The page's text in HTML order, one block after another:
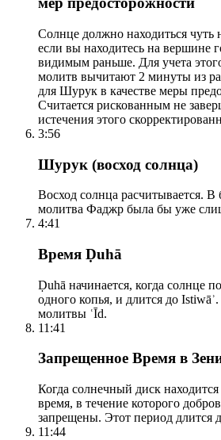
Солнце должно находиться чуть
если вы находитесь на вершине
видимым раньше. Для учета
молитв вычитают 2 минуты из
для Шурук в качестве меры
Считается рискованным не
истечения этого
3:56
Шурук (восход солнца)
Восход солнца расчитывается. В
молитва Фаджр была бы уже
4:41
Время Ḍuhā
Ḍuhā начинается, когда солнце
одного копья, и длится до
молитвы ʿĪd.
11:41
Запрещенное Время в
Когда солнечный диск находится
время, в течение которого
запрещены. Этот период длится
11:44